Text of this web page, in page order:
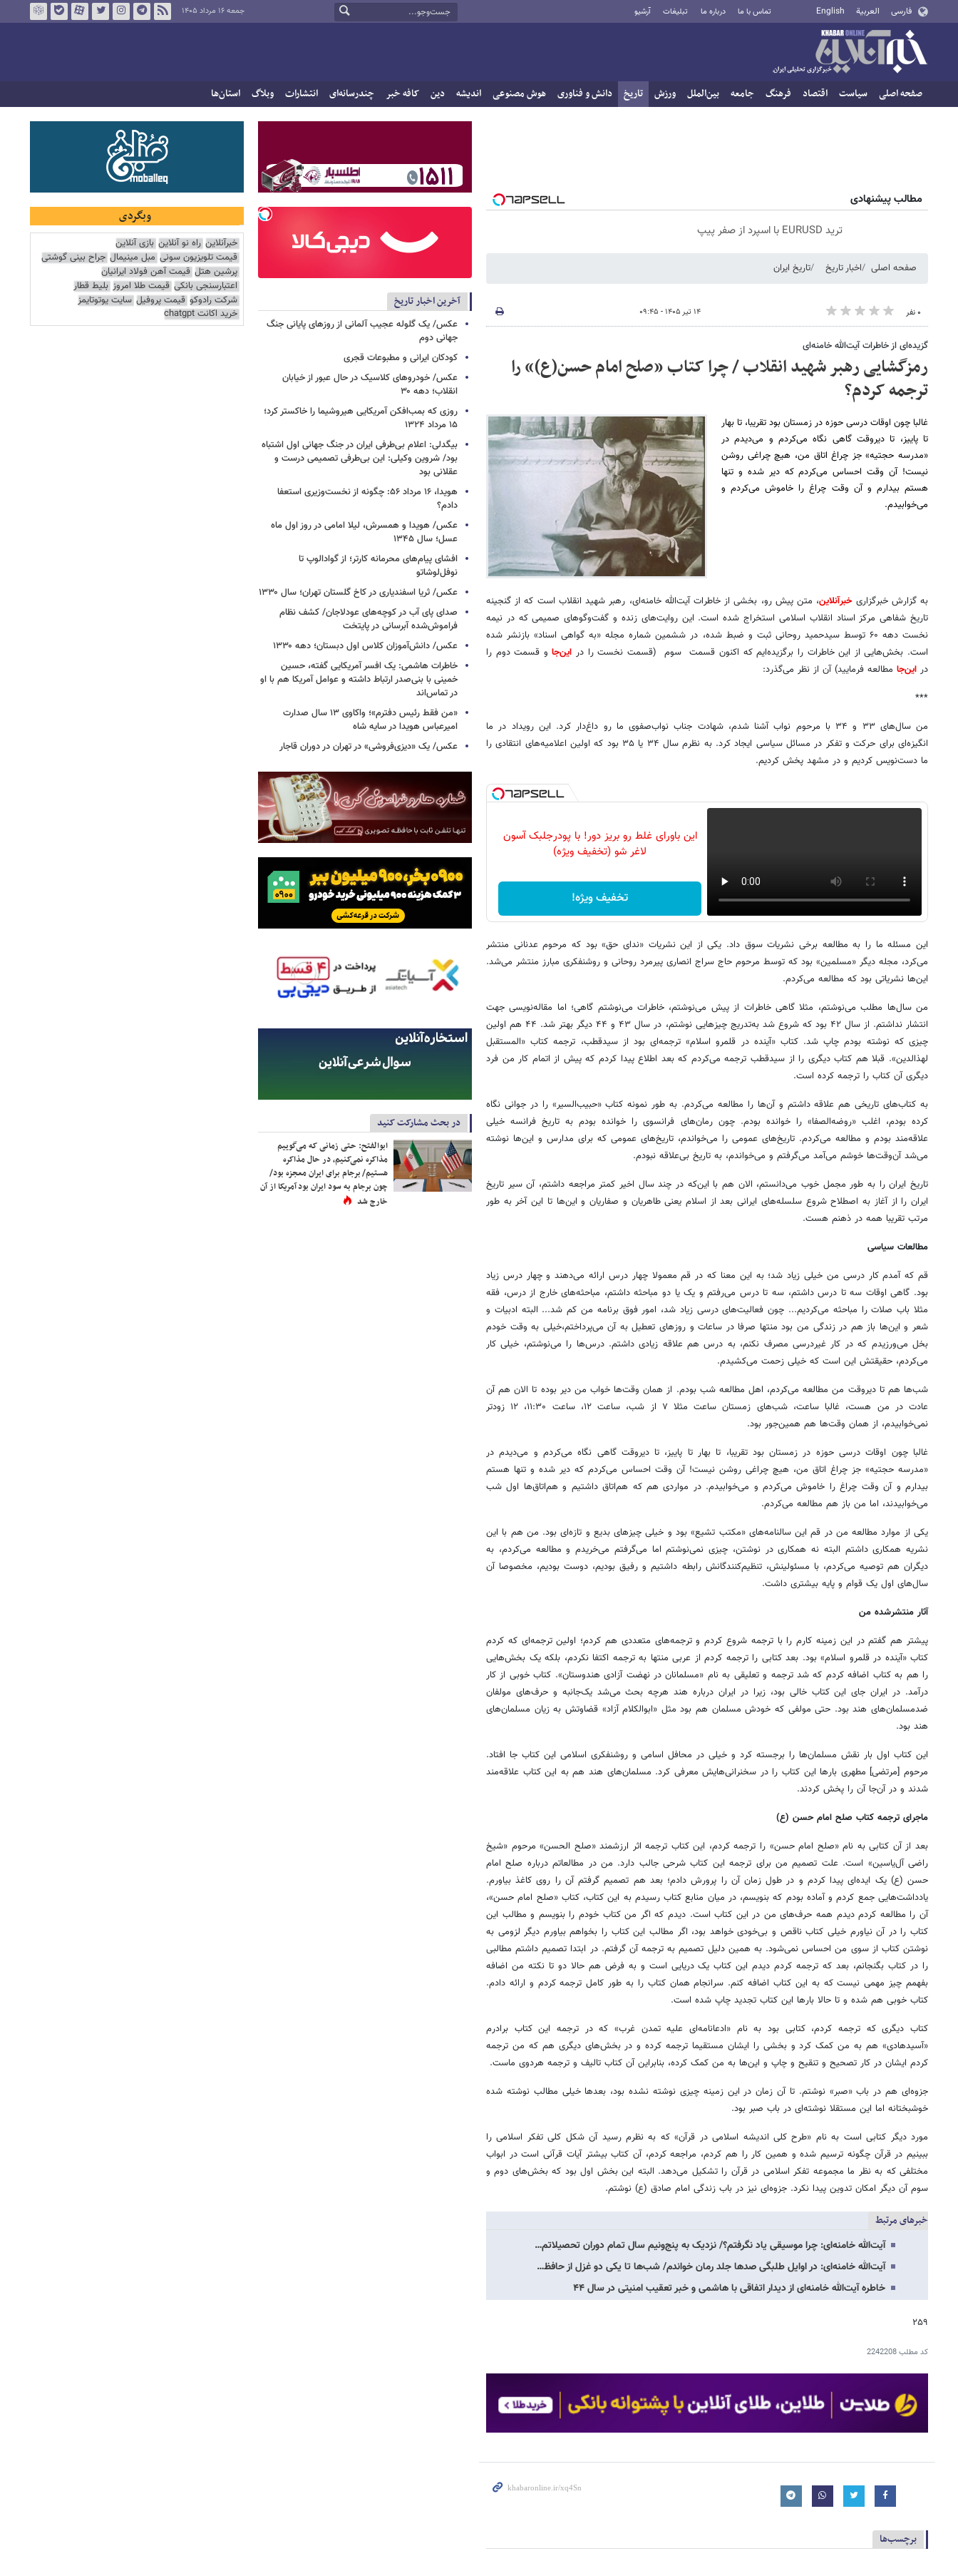
فارسی العربية English تماس با ما درباره ما تبلیغات آرشیو جمعه ۱۶ مرداد ۱۴۰۵
صفحه اصلی سیاست اقتصاد فرهنگ جامعه بین‌الملل ورزش تاریخ دانش و فناوری هوش مصنوعی اندیشه دین کافه خبر چندرسانه‌ای انتشارات وبلاگ استان‌ها
مطالب پیشنهادی
ترید EURUSD با اسپرد از صفر پیپ
صفحه اصلی اخبار تاریخ تاریخ ایران
۰ نفر ۱۴ تیر ۱۴۰۵ - ۰۹:۴۵
گزیده‌ای از خاطرات آیت‌الله خامنه‌ای
رمزگشایی رهبر شهید انقلاب / چرا کتاب «صلح امام حسن(ع)» را
ترجمه کردم؟
غالبا چون اوقات درسی حوزه در زمستان بود تقریبا، تا بهار
تا پاییز، تا دیروقت گاهی نگاه می‌کردم و می‌دیدم در
«مدرسه حجتیه» جز چراغ اتاق من، هیچ چراغی روشن
نیست! آن وقت احساس می‌کردم که دیر شده و تنها
هستم بیدارم و آن وقت چراغ را خاموش می‌کردم و
می‌خوابیدم.
به گزارش خبرگزاریخبرآنلاین، متن پیش رو، بخشی از خاطرات آیت‌الله خامنه‌ای، رهبر شهید انقلاب است که از گنجینه
تاریخ شفاهی مرکز اسناد انقلاب اسلامی استخراج شده است. این روایت‌های زنده و گفت‌وگوهای صمیمی که در نیمه
نخست دهه ۶۰ توسط سیدحمید روحانی ثبت و ضبط شده، در ششمین شماره مجله «به گواهی اسناد» بازنشر شده
است. بخش‌هایی از این خاطرات را برگزیده‌ایم که اکنون قسمت سوم (قسمت نخست را در این‌جاو قسمت دوم را
در این‌جا مطالعه فرمایید) آن از نظر می‌گذرد:
***
من سال‌های ۳۳ و ۳۴ با مرحوم نواب آشنا شدم، شهادت جناب نواب‌صفوی ما رو داغ‌دار کرد. این رویداد در ما
انگیزه‌ای برای حرکت و تفکر در مسائل سیاسی ایجاد کرد. به نظرم سال ۳۴ یا ۳۵ بود که اولین اعلامیه‌های انتقادی را
ما دست‌نویس کردیم و در مشهد پخش کردیم.
این باورای غلط رو بریز دور! با پودرجلبک آسون
لاغر شو (تخفیف ویژه)
تخفیف ویژه!
این مسئله ما را به مطالعه برخی نشریات سوق داد. یکی از این نشریات «ندای حق» بود که مرحوم عدنانی منتشر
می‌کرد، مجله دیگر «مسلمین» بود که توسط مرحوم حاج سراج انصاری پیرمرد روحانی و روشنفکری مبارز منتشر می‌شد.
این‌ها نشریاتی بود که مطالعه می‌کردم.
من سال‌ها مطلب می‌نوشتم، مثلا گاهی خاطرات از پیش می‌نوشتم، خاطرات می‌نوشتم گاهی؛ اما مقاله‌نویسی جهت
انتشار نداشتم. از سال ۴۲ بود که شروع شد به‌تدریج چیزهایی نوشتم، در سال ۴۳ و ۴۴ دیگر بهتر شد. ۴۴ هم اولین
چیزی که نوشته بودم چاپ شد. کتاب «آینده در قلمرو اسلام» ترجمه‌ای بود از سیدقطب، ترجمه کتاب «المستقبل
لهذالدین». قبلا هم کتاب دیگری را از سیدقطب ترجمه می‌کردم که بعد اطلاع پیدا کردم که پیش از اتمام کار من فرد
دیگری آن کتاب را ترجمه کرده است.
به کتاب‌های تاریخی هم علاقه داشتم و آن‌ها را مطالعه می‌کردم. به طور نمونه کتاب «حبیب‌السیر» را در جوانی نگاه
کرده بودم، اغلب «روضه‌الصفا» را خوانده بودم. چون رمان‌های فرانسوی را خوانده بودم به تاریخ فرانسه خیلی
علاقه‌مند بودم و مطالعه می‌کردم. تاریخ‌های عمومی را می‌خواندم، تاریخ‌های عمومی که برای مدارس و این‌ها نوشته
می‌شد آن‌وقت‌ها خوشم می‌آمد می‌گرفتم و می‌خواندم، به تاریخ بی‌علاقه نبودم.
تاریخ ایران را به طور مجمل خوب می‌دانستم، الان هم با این‌که در چند سال اخیر کمتر مراجعه داشتم، آن سیر تاریخ
ایران را از آغاز به اصطلاح شروع سلسله‌های ایرانی بعد از اسلام یعنی طاهریان و صفاریان و این‌ها تا این آخر به طور
مرتب تقریبا همه در ذهنم هست.
مطالعات سیاسی
قم که آمدم کار درسی من خیلی زیاد شد؛ به این معنا که در قم معمولا چهار درس ارائه می‌دهند و چهار درس زیاد
بود. گاهی اوقات سه تا درس داشتم، سه تا درس می‌رفتم و یک یا دو مباحثه داشتم، مباحثه‌های خارج از درس، فقه
مثلا باب صلات را مباحثه می‌کردیم... چون فعالیت‌های درسی زیاد شد، امور فوق برنامه من کم شد... البته ادبیات و
شعر و این‌ها باز هم در زندگی من بود منتها صرفا در ساعات و روزهای تعطیل به آن می‌پرداختم،خیلی به وقت خودم
بخل می‌ورزیدم که در کار غیردرسی مصرف نکنم، به درس هم علاقه زیادی داشتم. درس‌ها را می‌نوشتم، خیلی کار
می‌کردم، حقیقتش این است که خیلی زحمت می‌کشیدم.
شب‌ها هم تا دیروقت من مطالعه می‌کردم، اهل مطالعه شب بودم. از همان وقت‌ها خواب من دیر بوده تا الان هم آن
عادت در من هست، غالبا ساعت، شب‌های زمستان ساعت مثلا ۷ از شب، ساعت ۱۲، ساعت ۱۱:۳۰، ۱۲ زودتر
نمی‌خوابیدم، از همان وقت‌ها هم همین‌جور بود.
غالبا چون اوقات درسی حوزه در زمستان بود تقریبا، تا بهار تا پاییز، تا دیروقت گاهی نگاه می‌کردم و می‌دیدم در
«مدرسه حجتیه» جز چراغ اتاق من، هیچ چراغی روشن نیست! آن وقت احساس می‌کردم که دیر شده و تنها هستم
بیدارم و آن وقت چراغ را خاموش می‌کردم و می‌خوابیدم. در مواردی هم که هم‌اتاق داشتیم و هم‌اتاق‌ها اول شب
می‌خوابیدند، اما من باز هم مطالعه می‌کردم.
یکی از موارد مطالعه من در قم این سالنامه‌های «مکتب تشیع» بود و خیلی چیزهای بدیع و تازه‌ای بود. من هم با این
نشریه همکاری داشتم البته نه همکاری در نوشتن، چیزی نمی‌نوشتم اما می‌گرفتم می‌خریدم و مطالعه می‌کردم، به
دیگران هم توصیه می‌کردم، با مسئولینش، تنظیم‌کنندگانش رابطه داشتیم و رفیق بودیم، دوست بودیم، مخصوصا آن
سال‌های اول یک قوام و پایه بیشتری داشت.
آثار منتشرشده من
پیشتر هم گفتم در این زمینه کارم را با ترجمه شروع کردم و ترجمه‌های متعددی هم کردم؛ اولین ترجمه‌ای که کردم
کتاب «آینده در قلمرو اسلام» بود. بعد کتابی را ترجمه کردم از عربی منتها به ترجمه اکتفا نکردم، بلکه یک بخش‌هایی
را هم به کتاب اضافه کردم که شد ترجمه و تعلیقی به نام «مسلمانان در نهضت آزادی هندوستان». کتاب خوبی از کار
درآمد. در ایران جای این کتاب خالی بود، زیرا در ایران درباره هند هرچه بحث می‌شد یک‌جانبه و حرف‌های مولفان
ضدمسلمان‌های هند بود. حتی مولفی که خودش مسلمان هم بود مثل «ابوالکلام آزاد» قضاوتش به زیان مسلمان‌های
هند بود.
این کتاب اول بار نقش مسلمان‌ها را برجسته کرد و خیلی در محافل اسامی و روشنفکری اسلامی این کتاب جا افتاد.
مرحوم [مرتضی] مطهری بارها این کتاب را در سخنرانی‌هایش معرفی کرد. مسلمان‌های هند هم به این کتاب علاقه‌مند
شدند و در آن‌جا آن را پخش کردند.
ماجرای ترجمه کتاب صلح امام حسن (ع)
بعد از آن کتابی به نام «صلح امام حسن» را ترجمه کردم، این کتاب ترجمه اثر ارزشمند «صلح الحسن» مرحوم «شیخ
راضی آل‌یاسین» است. علت تصمیم من برای ترجمه این کتاب شرحی جالب دارد. من در مطالعاتم درباره صلح امام
حسن (ع) یک ایده‌ای پیدا کردم و در طول زمان آن را پرورش دادم؛ بعد هم تصمیم گرفتم آن را روی کاغذ بیاورم.
یادداشت‌هایی جمع کردم و آماده بودم که بنویسم، در میان منابع کتاب رسیدم به این کتاب، کتاب «صلح امام حسن»،
آن را مطالعه کردم دیدم همه حرف‌های من در این کتاب است. دیدم که اگر من کتاب خودم را بنویسم و مطالب این
کتاب را در آن نیاورم خیلی کتاب ناقص و بی‌خودی خواهد بود، اگر مطالب این کتاب را بخواهم بیاورم دیگر لزومی به
نوشتن کتاب از سوی من احساس نمی‌شود. به همین دلیل تصمیم به ترجمه آن گرفتم. در ابتدا تصمیم داشتم مطالبی
را در کتاب بگنجانم، بعد که ترجمه کردم دیدم این کتاب یک دریایی است و به فرض هم حالا دو تا نکته من اضافه
بفهمم چیز مهمی نیست که به این کتاب اضافه کنم. سرانجام همان کتاب را به طور کامل ترجمه کردم و ارائه دادم.
کتاب خوبی هم شده و تا حالا بارها این کتاب تجدید چاپ شده است.
کتاب دیگری که ترجمه کردم، کتابی بود به نام «ادعانامه‌ای علیه تمدن غرب» که در ترجمه این کتاب برادرم
«آسیدهادی» هم به من کمک کرد و بخشی را ایشان مستقیما ترجمه کرده و در بخش‌های دیگری هم که من ترجمه
کردم ایشان در کار تصحیح و تنقیح و چاپ و این‌ها به من کمک کرده، بنابراین آن کتاب تالیف و ترجمه هردوی ماست.
جزوه‌ای هم در باب «صبر» نوشتم. تا آن زمان در این زمینه چیزی نوشته نشده بود، بعدها خیلی مطالب نوشته شده
خوشبختانه اما این مستقلا نوشته‌ای در باب صبر بود.
مورد دیگر کتابی است به نام «طرح کلی اندیشه اسلامی در قرآن» که به نظرم رسید آن شکل کلی تفکر اسلامی را
ببینیم در قرآن چگونه ترسیم شده و همین کار را هم کردم، مراجعه کردم، آن کتاب بیشتر آیات قرآنی است در ابواب
مختلفی که به نظر ما مجموعه تفکر اسلامی در قرآن را تشکیل می‌دهد. البته این بخش اول بود که بخش‌های دوم و
سوم آن دیگر امکان تدوین پیدا نکرد. جزوه‌ای نیز در باب زندگی امام صادق (ع) نوشتم.
خبرهای مرتبط
آیت‌الله خامنه‌ای: چرا موسیقی یاد نگرفتم؟/ نزدیک به پنج‌ونیم سال تمام دوران تحصیلاتم…
آیت‌الله خامنه‌ای: در اوایل طلبگی صدها جلد رمان خواندم/ شب‌ها تا یکی دو غزل از حافظ…
خاطره آیت‌الله خامنه‌ای از دیدار اتفاقی با هاشمی و خبر تعقیب امنیتی در سال ۴۴
۲۵۹
کد مطلب2242208
برچسب‌ها
آخرین اخبار تاریخ
عکس/ یک گلوله عجیب آلمانی از روزهای پایانی جنگ
جهانی دوم
کودکان ایرانی و مطبوعات قجری
عکس/ خودروهای کلاسیک در حال عبور از خیابان
انقلاب؛ دهه ۳۰
روزی که بمب‌افکن آمریکایی هیروشیما را خاکستر کرد؛
۱۵ مرداد ۱۳۲۴
بیگدلی: اعلام بی‌طرفی ایران در جنگ جهانی اول اشتباه
بود/ شروین وکیلی: این بی‌طرفی تصمیمی درست و
عقلانی بود
هویدا، ۱۶ مرداد ۵۶: چگونه از نخست‌وزیری استعفا
دادم؟
عکس/ هویدا و همسرش، لیلا امامی در روز اول ماه
عسل؛ سال ۱۳۴۵
افشای پیام‌های محرمانه کارتر؛ از گوادالوپ تا
نوفل‌لوشاتو
عکس/ ثریا اسفندیاری در کاخ گلستان تهران؛ سال ۱۳۳۰
صدای پای آب در کوچه‌های عودلاجان/ کشف نظام
فراموش‌شده آبرسانی در پایتخت
عکس/ دانش‌آموزان کلاس اول دبستان؛ دهه ۱۳۳۰
خاطرات هاشمی: یک افسر آمریکایی‌ گفته، حسین
خمینی با بنی‌صدر ارتباط داشته و عوامل‌ آمریکا هم با او
در تماس‌اند
«من فقط رئیس دفترم»؛ واکاوی ۱۳ سال صدارت
امیرعباس هویدا در سایه شاه
عکس/ یک «دیزی‌فروشی» در تهران در دوران قاجار
در بحث مشارکت کنید
ابوالفتح: حتی زمانی که می‌گوییم
مذاکره نمی‌کنیم، در حال مذاکره
هستیم/ برجام برای ایران معجزه بود/
چون برجام به سود ایران بود آمریکا از آن
خارج شد
وبگردی
خبرآنلاین راه نو آنلاین بازی آنلاین
قیمت تلویزیون سونی مبل مینیمال جراح بینی گوشتی
پرشین هتل قیمت آهن فولاد ایرانیان
اعتبارسنجی بانکی قیمت طلا امروز بلیط قطار
شرکت رادوکو قیمت پروفیل سایت یوتوتایمز
خرید اکانت chatgpt